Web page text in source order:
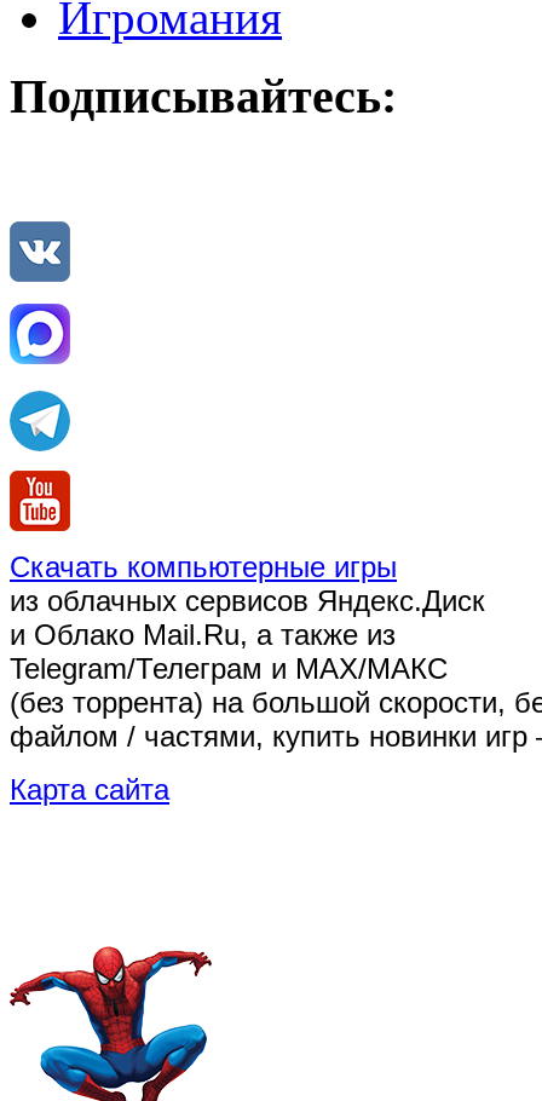
Игромания
Подписывайтесь:
Скачать компьютерные игры
из облачных сервисов Яндекс.Диск
и Облако Mail.Ru, а также из
Telegram/Телеграм и MAX/МАКС
(без торрента) на большой скорости,
файлом / частями, купить новинки
Карта сайта